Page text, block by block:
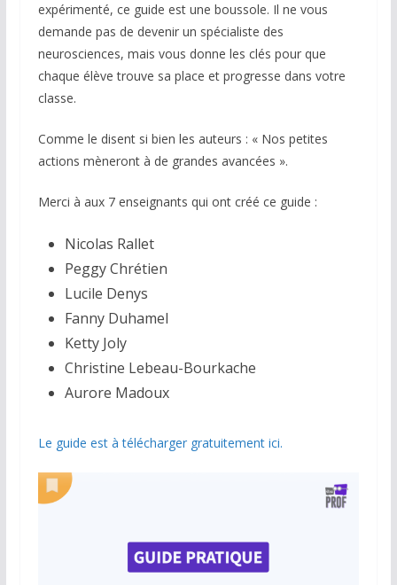
expérimenté, ce guide est une boussole. Il ne vous
demande pas de devenir un spécialiste des
neurosciences, mais vous donne les clés pour que
chaque élève trouve sa place et progresse dans votre
classe.
Comme le disent si bien les auteurs : « Nos petites
actions mèneront à de grandes avancées ».
Merci à aux 7 enseignants qui ont créé ce guide :
Nicolas Rallet
Peggy Chrétien
Lucile Denys
Fanny Duhamel
Ketty Joly
Christine Lebeau-Bourkache
Aurore Madoux
Le guide est à télécharger gratuitement ici.